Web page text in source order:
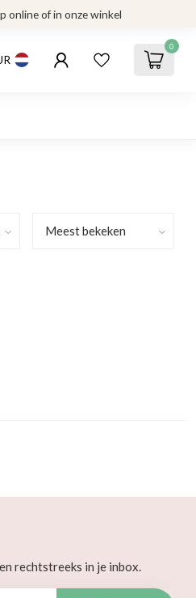
online of in onze winkel
0
rechtstreeks in je inbox.